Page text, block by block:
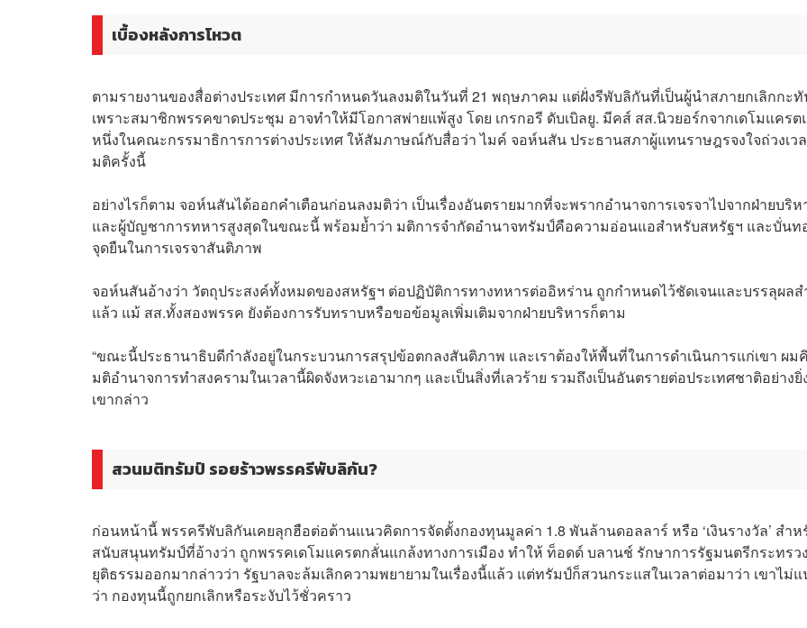
เบื้องหลังการโหวต
ตามรายงานของสื่อต่างประเทศ มีการกำหนดวันลงมติในวันที่ 21 พฤษภาคม แต่ฝั่งรีพับลิกันที่เป็นผู้นำสภายกเลิกกะ
เพราะสมาชิกพรรคขาดประชุม อาจทำให้มีโอกาสพ่ายแพ้สูง โดย เกรกอรี ดับเบิลยู. มีคส์ สส.นิวยอร์กจากเดโมแครต
หนึ่งในคณะกรรมาธิการการต่างประเทศ ให้สัมภาษณ์กับสื่อว่า ไมค์ จอห์นสัน ประธานสภาผู้แทนราษฎรจงใจถ่วงเว
มติครั้งนี้
อย่างไรก็ตาม จอห์นสันได้ออกคำเตือนก่อนลงมติว่า เป็นเรื่องอันตรายมากที่จะพรากอำนาจการเจรจาไปจากฝ่ายบริห
และผู้บัญชาการทหารสูงสุดในขณะนี้ พร้อมย้ำว่า มติการจำกัดอำนาจทรัมป์คือความอ่อนแอสำหรับสหรัฐฯ และบั่นท
จุดยืนในการเจรจาสันติภาพ
จอห์นสันอ้างว่า วัตถุประสงค์ทั้งหมดของสหรัฐฯ ต่อปฏิบัติการทางทหารต่ออิหร่าน ถูกกำหนดไว้ชัดเจนและบรรลุผลส
แล้ว แม้ สส.ทั้งสองพรรค ยังต้องการรับทราบหรือขอข้อมูลเพิ่มเติมจากฝ่ายบริหารก็ตาม
“ขณะนี้ประธานาธิบดีกำลังอยู่ในกระบวนการสรุปข้อตกลงสันติภาพ และเราต้องให้พื้นที่ในการดำเนินการแก่เขา ผม
มติอำนาจการทำสงครามในเวลานี้ผิดจังหวะเอามากๆ และเป็นสิ่งที่เลวร้าย รวมถึงเป็นอันตรายต่อประเทศชาติอย่างยิ่
เขากล่าว
สวนมติทรัมป์ รอยร้าวพรรครีพับลิกัน?
ก่อนหน้านี้ พรรครีพับลิกันเคยลุกฮือต่อต้านแนวคิดการจัดตั้งกองทุนมูลค่า 1.8 พันล้านดอลลาร์ หรือ ‘เงินรางวัล’ สำห
สนับสนุนทรัมป์ที่อ้างว่า ถูกพรรคเดโมแครตกลั่นแกล้งทางการเมือง ทำให้ ท็อดด์ บลานช์ รักษาการรัฐมนตรีกระทรว
ยุติธรรมออกมากล่าวว่า รัฐบาลจะล้มเลิกความพยายามในเรื่องนี้แล้ว แต่ทรัมป์ก็สวนกระแสในเวลาต่อมาว่า เขาไม่แ
ว่า กองทุนนี้ถูกยกเลิกหรือระงับไว้ชั่วคราว